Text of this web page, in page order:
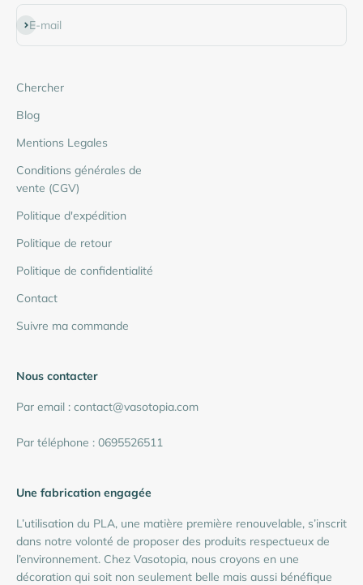
E-mail
S'inscrire
Chercher
Blog
Mentions Legales
Conditions générales de
vente (CGV)
Politique d'expédition
Politique de retour
Politique de confidentialité
Contact
Suivre ma commande
Nous contacter
Par email : contact@vasotopia.com
Par téléphone : 0695526511
Une fabrication engagée
L’utilisation du PLA, une matière première renouvelable, s’inscrit
dans notre volonté de proposer des produits respectueux de
l’environnement. Chez Vasotopia, nous croyons en une
décoration qui soit non seulement belle mais aussi bénéfique